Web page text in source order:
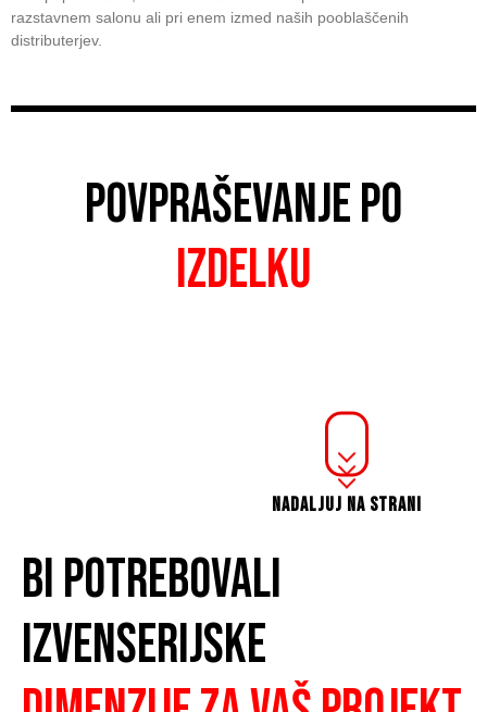
razstavnem salonu ali pri enem izmed naših pooblaščenih
distributerjev.
POVPRAŠEVANJE PO
IZDELKU
NADALJUJ NA STRANI
BI POTREBOVALI
IZVENSERIJSKE